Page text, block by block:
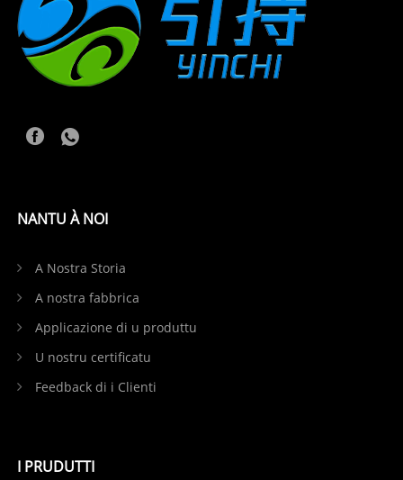
NANTU À NOI
A Nostra Storia
A nostra fabbrica
Applicazione di u produttu
U nostru certificatu
Feedback di i Clienti
I PRUDUTTI